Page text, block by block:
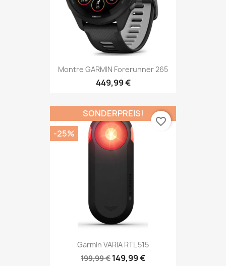
Montre GARMIN Forerunner 265
449,99 €
Garmin VARIA RTL 515
199,99 € 149,99 €
SONDERPREIS!
-25%
favorite_border